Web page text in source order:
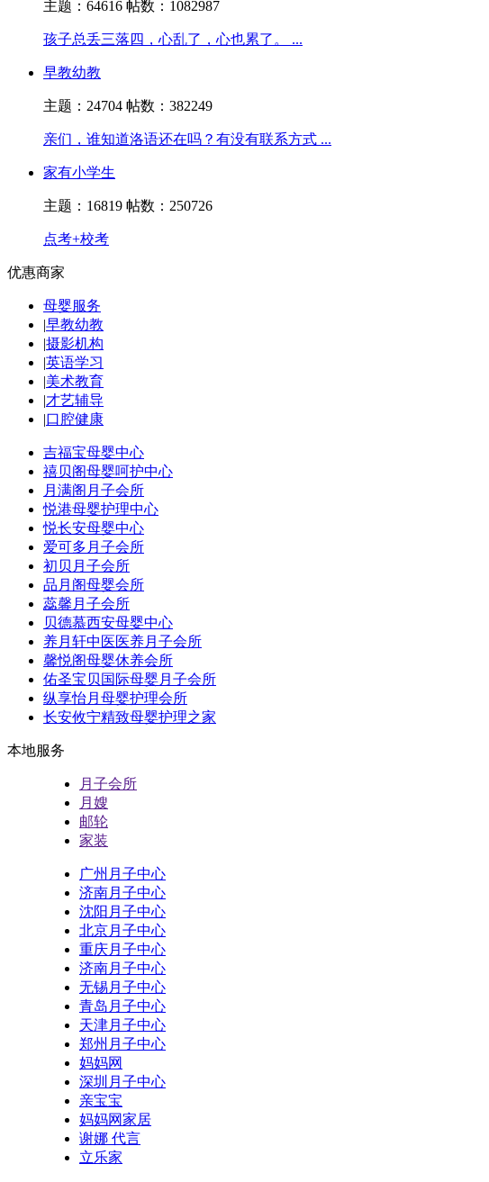
主题：64616 帖数：1082987
孩子总丢三落四，心乱了，心也累了。 ...
早教幼教
主题：24704 帖数：382249
亲们，谁知道洛语还在吗？有没有联系方式 ...
家有小学生
主题：16819 帖数：250726
点考+校考
优惠商家
母婴服务
|早教幼教
|摄影机构
|英语学习
|美术教育
|才艺辅导
|口腔健康
吉福宝母婴中心
禧贝阁母婴呵护中心
月满阁月子会所
悦港母婴护理中心
悦长安母婴中心
爱可多月子会所
初贝月子会所
品月阁母婴会所
蕊馨月子会所
贝德慕西安母婴中心
养月轩中医医养月子会所
馨悦阁母婴休养会所
佑圣宝贝国际母婴月子会所
纵享怡月母婴护理会所
长安攸宁精致母婴护理之家
本地服务
月子会所
月嫂
邮轮
家装
广州月子中心
济南月子中心
沈阳月子中心
北京月子中心
重庆月子中心
济南月子中心
无锡月子中心
青岛月子中心
天津月子中心
郑州月子中心
妈妈网
深圳月子中心
亲宝宝
妈妈网家居
谢娜 代言
立乐家